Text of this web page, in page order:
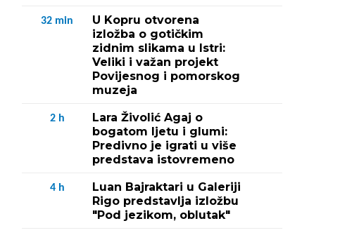
32 min
U Kopru otvorena
izložba o gotičkim
zidnim slikama u Istri:
Veliki i važan projekt
Povijesnog i pomorskog
muzeja
2 h
Lara Živolić Agaj o
bogatom ljetu i glumi:
Predivno je igrati u više
predstava istovremeno
4 h
Luan Bajraktari u Galeriji
Rigo predstavlja izložbu
"Pod jezikom, oblutak"